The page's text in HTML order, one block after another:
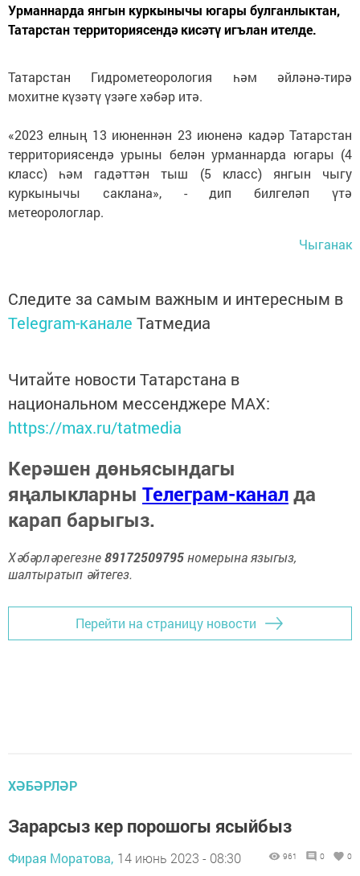
Урманнарда янгын куркынычы югары булганлыктан,
Татарстан территориясендә кисәтү игълан ителде.
Татарстан Гидрометеорология һәм әйләнә-тирә
мохитне күзәтү үзәге хәбәр итә.
«2023 елның 13 июненнән 23 июненә кадәр Татарстан
территориясендә урыны белән урманнарда югары (4
класс) һәм гадәттән тыш (5 класс) янгын чыгу
куркынычы саклана», - дип билгеләп үтә
метеорологлар.
Чыганак
Следите за самым важным и интересным в
Telegram-канале Татмедиа
Читайте новости Татарстана в
национальном мессенджере MАХ:
https://max.ru/tatmedia
Керәшен дөньясындагы
яңалыкларны Телеграм-каналда
карап барыгыз.
Хәбәрләрегезне89172509795номерына языгыз,
шалтыратып әйтегез.
Перейти на страницу новости
ХӘБӘРЛӘР
Зарарсыз кер порошогы ясыйбыз
Фирая Моратова, 14 июнь 2023 - 08:30 961 0 0